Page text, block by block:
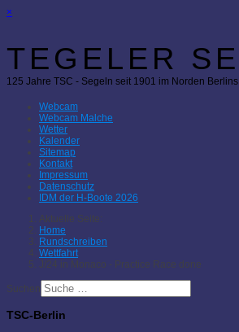
×
TEGELER
125 Jahre TSC - Segeln seit 1901 im Norden Berlins
Webcam
Webcam Malche
Wetter
Kalender
Sitemap
Kontakt
Impressum
Datenschutz
IDM der H-Boote 2026
Aktuelle Seite:
Home
Rundschreiben
Wettfahrt
J/24 in Monaco - Practice Race done
Suchen
TSC-Berlin